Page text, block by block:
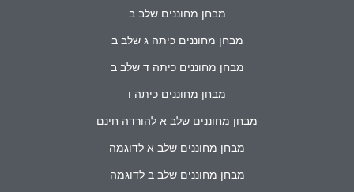
מבחן מחוננים שלב ב
מבחן מחוננים כיתה ג שלב ב
מבחן מחוננים כיתה ד שלב ב
מבחן מחוננים כיתה ו
מבחן מחוננים שלב א להורדה חינם
מבחן מחוננים שלב א לדוגמה
מבחן מחוננים שלב ב לדוגמה